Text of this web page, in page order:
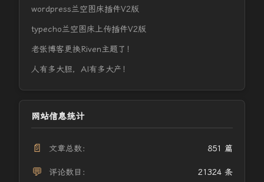
wordpress兰空图床插件V2版
typecho兰空图床上传插件V2版
老张博客更换Riven主题了！
人有多大胆，AI有多大产！
网站信息统计
📄 文章总数： 851 篇
💬 评论数目： 21324 条